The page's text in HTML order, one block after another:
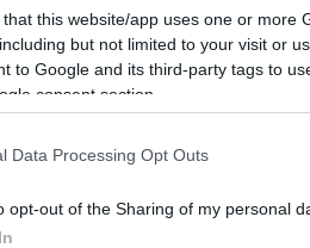
that this website/app uses one or more
but not limited to your visit or
to Google and its third-party tags to
consent section.
Data Processing Opt Outs
opt-out of the Sharing of my personal
– no estaban al corriente de que
por estadounidenses y